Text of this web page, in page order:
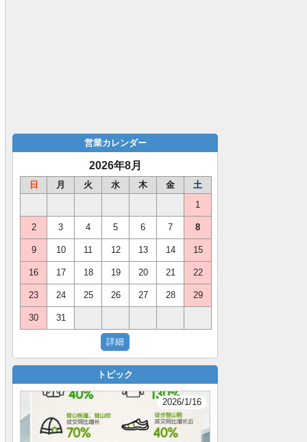
営業カレンダー
2026年8月
日 月 火 水 木 金
土
1
2 3 4 5 6 7 8
9 10 11 12 13 14 15
16 17 18 19 20 21 22
23 24 25 26 27 28 29
30 31
トピック
2026/1/16